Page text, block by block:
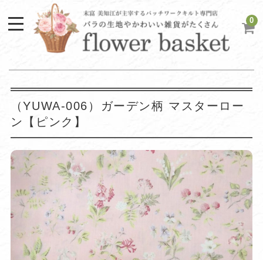
0
（YUWA-006）ガーデン柄 マスターロー
ン【ピンク】